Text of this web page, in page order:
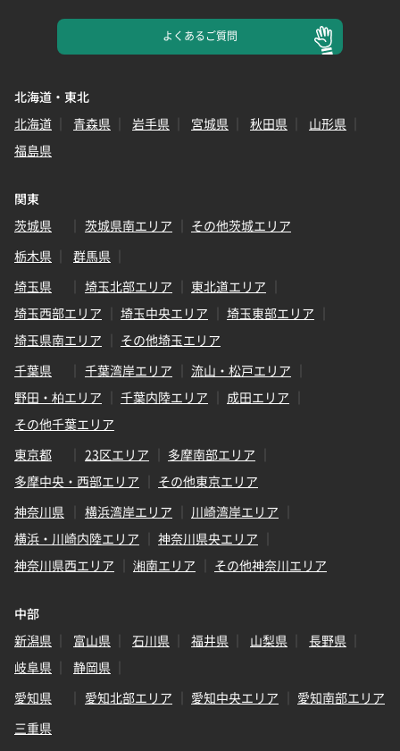
よくあるご質問
北海道・東北
北海道
青森県 岩手県 宮城県 秋田県
山形県
福島県
関東
茨城県
茨城県南エリア
その他茨城エリア
栃木県
群馬県
埼玉県
埼玉北部エリア
東北道エリア
埼玉西部エリア
埼玉中央エリア
埼玉東部エリア
埼玉県南エリア
その他埼玉エリア
千葉県
千葉湾岸エリア
流山・松戸エリア
野田・柏エリア
千葉内陸エリア
成田エリア
その他千葉エリア
東京都
23区エリア
多摩南部エリア
多摩中央・西部エリア
その他東京エリア
神奈川県
横浜湾岸エリア
川崎湾岸エリア
横浜・川崎内陸エリア
神奈川県央エリア
神奈川県西エリア
湘南エリア その他神奈川エリア
中部
新潟県
富山県 石川県 福井県 山梨県
長野県
岐阜県
静岡県
愛知県
愛知北部エリア 愛知中央エリア
愛知南部エリア
三重県